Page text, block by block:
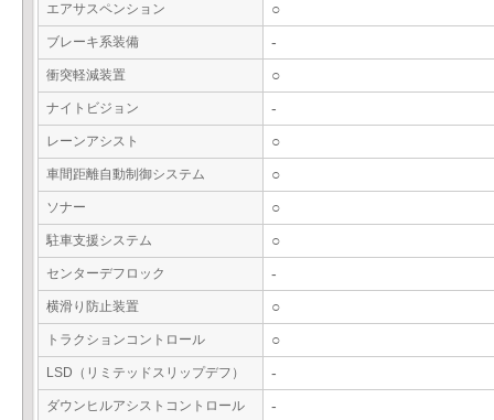
エアサスペンション ○
ブレーキ系装備 -
衝突軽減装置 ○
ナイトビジョン -
レーンアシスト ○
車間距離自動制御システム ○
ソナー ○
駐車支援システム ○
センターデフロック -
横滑り防止装置 ○
トラクションコントロール ○
LSD（リミテッドスリップデフ） -
ダウンヒルアシストコントロール -